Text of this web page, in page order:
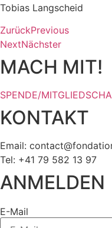
Tobias Langscheid
ZurückPrevious
NextNächster
MACH MIT!
SPENDE/
KONTAKT
Email: eno.fhg-
Tel: +41 79 582 13 97
ANMELDEN
E-Mail